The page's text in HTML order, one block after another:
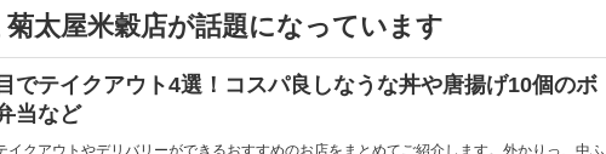
太屋米穀店が話題になっています
でテイクアウト4選！コスパ良しなうな丼や唐揚げ10個のボ
当など
イクアウトやデリバリーができるおすすめのお店をまとめてご紹介します。外かりっ、中ふ